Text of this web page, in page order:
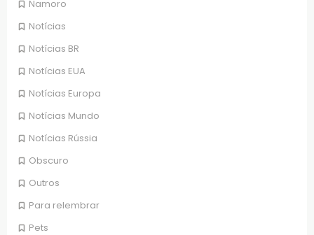
Namoro
Notícias
Notícias BR
Notícias EUA
Notícias Europa
Notícias Mundo
Notícias Rússia
Obscuro
Outros
Para relembrar
Pets